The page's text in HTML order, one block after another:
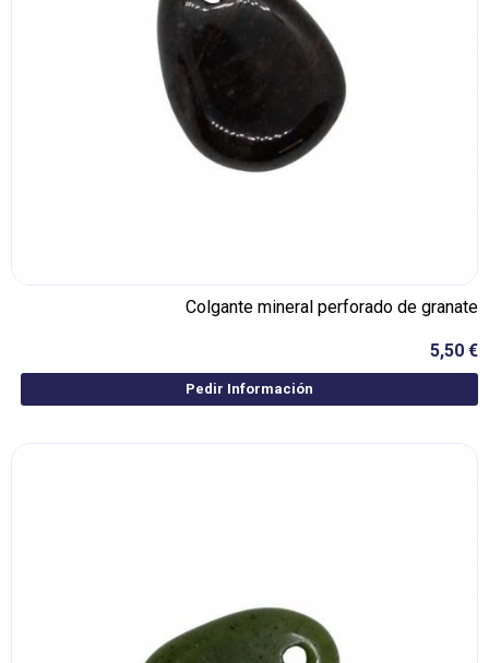
Colgante mineral perforado de granate
5,50 €
Pedir Información